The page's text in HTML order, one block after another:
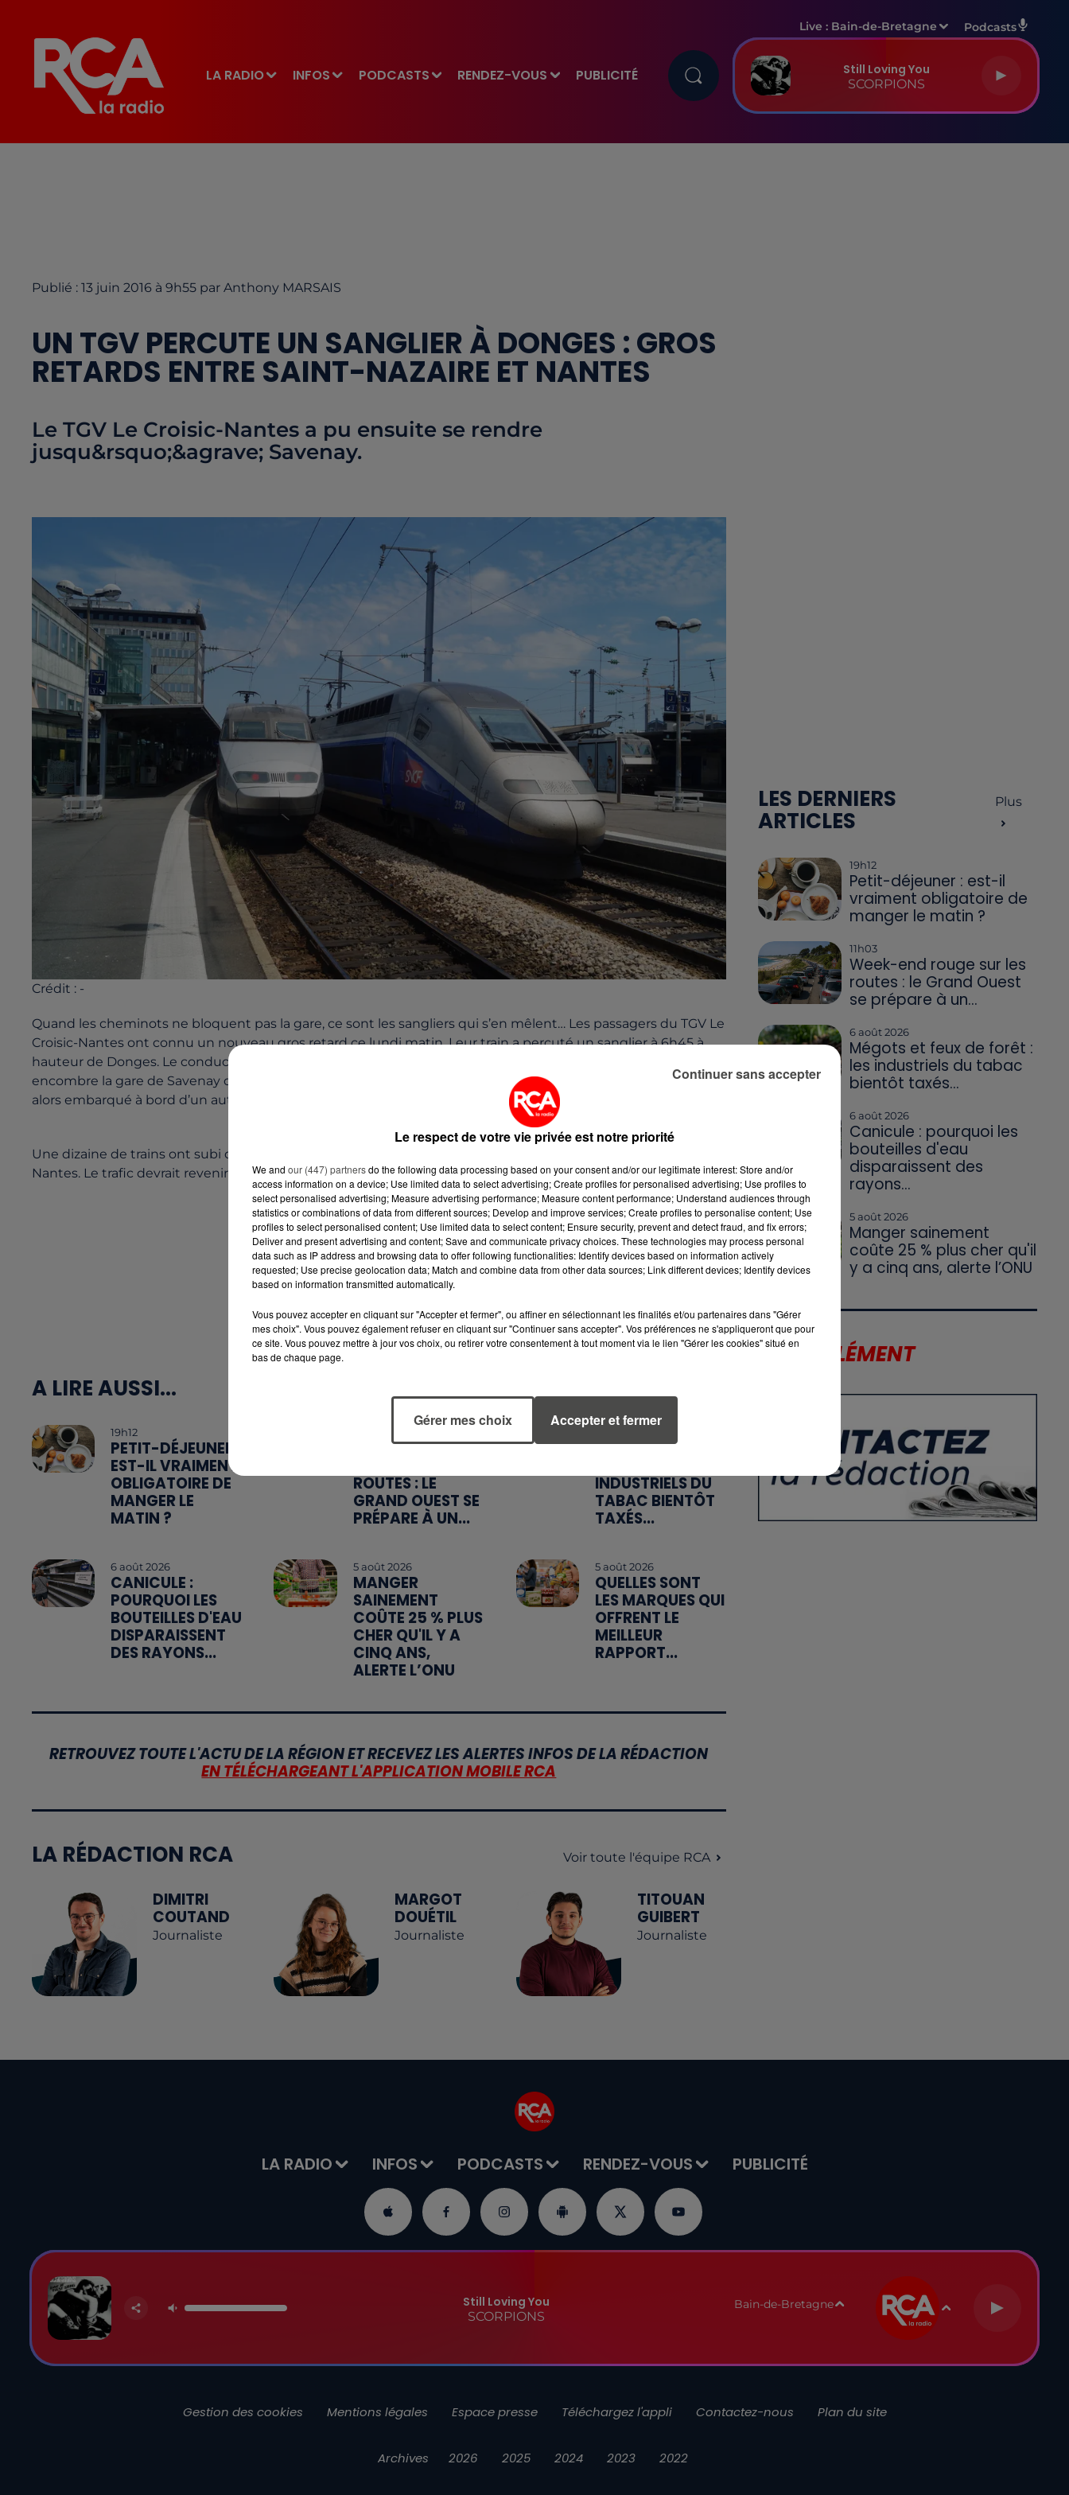
LA RADIO INFOS PODCASTS RENDEZ-VOUS PUBLICITÉ
Live : Bain-de-Bretagne Podcasts
Still Loving You
SCORPIONS
Publié : 13 juin 2016 à 9h55 par Anthony MARSAIS
UN TGV PERCUTE UN SANGLIER À DONGES : GROS
RETARDS ENTRE SAINT-NAZAIRE ET NANTES
Le TGV Le Croisic-Nantes a pu ensuite se rendre
jusqu&rsquo;&agrave; Savenay.
Crédit : -
Quand les cheminots ne bloquent pas la gare, ce sont les sangliers qui s’en mêlent… Les passagers du TGV Le
Croisic-Nantes ont connu un nouveau gros retard ce lundi matin. Leur train a percuté un sanglier à 6h45 à
hauteur de Donges. Le conducteur est descendu pour examiner l’état de la rame. Il a pu rejoindre sans
encombre la gare de Savenay où les passagers ont été pris en charge par un TER, direction Nantes. Ils ont
alors embarqué à bord d’un autre TGV direction Paris…
Une dizaine de trains ont subi des retards, allant jusqu’à 1h30, principalement dans le sens Saint-Nazaire-
Nantes. Le trafic devrait revenir à la normale d’ici la fin de matinée.
A LIRE AUSSI...
19h12
PETIT-DÉJEUNER :
EST-IL VRAIMENT
OBLIGATOIRE DE
MANGER LE
MATIN ?
WEEK-END
ROUTES : LE
GRAND OUEST SE
PRÉPARE À UN...
MÉGOTS ET FEUX
INDUSTRIELS DU
TABAC BIENTÔT
TAXÉS...
6 août 2026
CANICULE :
POURQUOI LES
BOUTEILLES D'EAU
DISPARAISSENT
DES RAYONS...
5 août 2026
MANGER
SAINEMENT
COÛTE 25 % PLUS
CHER QU'IL Y A
CINQ ANS,
ALERTE L’ONU
5 août 2026
QUELLES SONT
LES MARQUES QUI
OFFRENT LE
MEILLEUR
RAPPORT...
RETROUVEZ TOUTE L'ACTU DE LA RÉGION ET RECEVEZ LES ALERTES INFOS DE LA RÉDACTION
EN TÉLÉCHARGEANT L'APPLICATION MOBILE RCA
LA RÉDACTION RCA Voir toute l'équipe RCA
DIMITRI
COUTAND
Journaliste
MARGOT
DOUÉTIL
Journaliste
TITOUAN
GUIBERT
Journaliste
LES DERNIERS
ARTICLES
Plus
19h12
Petit-déjeuner : est-il
vraiment obligatoire de
manger le matin ?
11h03
Week-end rouge sur les
routes : le Grand Ouest
se prépare à un...
6 août 2026
Mégots et feux de forêt :
les industriels du tabac
bientôt taxés...
6 août 2026
Canicule : pourquoi les
bouteilles d'eau
disparaissent des
rayons...
5 août 2026
Manger sainement
coûte 25 % plus cher qu'il
y a cinq ans, alerte l’ONU
LE SUPPLÉMENT
LA RADIO INFOS PODCASTS RENDEZ-VOUS PUBLICITÉ
Still Loving You
SCORPIONS
Bain-de-Bretagne
Gestion des cookies Mentions légales Espace presse Téléchargez l'appli Contactez-nous Plan du site
Archives 2026 2025 2024 2023 2022
Le respect de votre vie privée est notre priorité
We and our (447) partnersdo the following data processing based on your consent and/or our legitimate interest: Store and/or
access information on a device; Use limited data to select advertising; Create profiles for personalised advertising; Use profiles to
select personalised advertising; Measure advertising performance; Measure content performance; Understand audiences through
statistics or combinations of data from different sources; Develop and improve services; Create profiles to personalise content; Use
profiles to select personalised content; Use limited data to select content; Ensure security, prevent and detect fraud, and fix errors;
Deliver and present advertising and content; Save and communicate privacy choices. These technologies may process personal
data such as IP address and browsing data to offer following functionalities: Identify devices based on information actively
requested; Use precise geolocation data; Match and combine data from other data sources; Link different devices; Identify devices
based on information transmitted automatically.
Vous pouvez accepter en cliquant sur "Accepter et fermer", ou affiner en sélectionnant les finalités et/ou partenaires dans "Gérer
mes choix". Vous pouvez également refuser en cliquant sur "Continuer sans accepter". Vos préférences ne s'appliqueront que pour
ce site. Vous pouvez mettre à jour vos choix, ou retirer votre consentement à tout moment via le lien "Gérer les cookies" situé en
bas de chaque page.
Gérer mes choix Accepter et fermer
Continuer sans accepter